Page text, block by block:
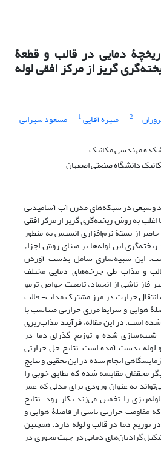
دمایی در قالب و قطعۀ
گریز از مرکز افقی لوله
2 منیژه آقایی1 مسعود شیرانی
مهندسی مکانیک
دانشگاه صنعتی اصفهان
وسیعی در شبکه‌های مدرن آب آشامیدنی
اغلب به روش ریخته‌گری گریز از مرکز افقی
از بستۀ نرم‌افزاری انسیس به منظور
این لوله‌ها بر مبنای روش اجزاء
این شبیه‌سازی شامل بدست آوردن
و مذاب طی چرخه‌های دمایی مختلف
فاز ناشی از انجماد، تابعیت خواص ترمو
انتقال حرارت در مرز مشترک مذاب- قالب
هوایی و شرایط مرزی حرارتی‌ متناسب با
است. در این مقاله، فرآیند مذاب‌ریزی
شبیه‌سازی شده و توزیع گذرای دما در
لوله بدست آمده است. نتایج حل حرارتی
انجام شده در این تحقیق و نتایج
محققان مقایسه شده که تطابق خوبی را
به عنوان ورودی برای مدلی که عمر
را تخمین می‌زند بکار رود. نتایج
حرارتی ناشی از فاصلۀ هوایی و
دما در قالب و لوله دارد. همچنین
گرادیان‌های دمایی در جهت محوری در